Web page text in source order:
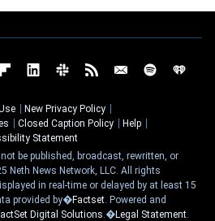
New Privacy Policy
Closed Caption Policy
Help
Statement
be published, broadcast, rewritten, or
Neth News Network, LLC. All rights
in real-time or delayed by at least 15
provided by�Factset. Powered and
Digital Solutions.�Legal Statement.